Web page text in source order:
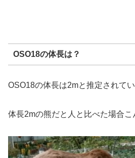
OSO18の体長は？
OSO18の体長は2mと推定されてい
体長2mの熊だと人と比べた場合こ